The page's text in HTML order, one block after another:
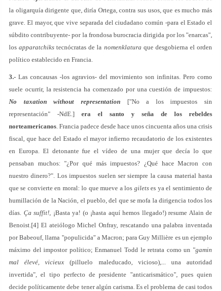
la oligarquía dirigente que, diría Ortega, contra sus usos, que es mucho más
grave. El mayor, que vive separada del ciudadano común -para el Estado el
súbdito contribuyente- por la frondosa burocracia dirigida por los "enarcas",
losapparatchiks tecnócratas de la nomenklatura que desgobierna el orden
político establecido en Francia.
3.- Las concausas -los agravios- del movimiento son infinitas. Pero como
suele ocurrir, la resistencia ha comenzado por una cuestión de impuestos:
No taxation without representation["No a los impuestos sin
representación" -NdE.] era el santo y seña de los rebeldes
norteamericanos. Francia padece desde hace unos cincuenta años una crisis
fiscal, que hace del Estado el mayor infierno recaudatorio de los existentes
en Europa. El detonante fue el vídeo de una mujer que decía lo que
pensaban muchos: "¿Por qué más impuestos? ¿Qué hace Macron con
nuestro dinero?". Los impuestos suelen ser siempre la causa material hasta
que se convierte en moral: lo que mueve a los giletses ya el sentimiento de
humillación de la Nación, el pueblo, del que se mofa la dirigencia todos los
días. Ça suffit!, ¡Basta ya! (o ¡hasta aquí hemos llegado!) resume Alain de
Benoist.[4] El ateiólogo Michel Onfray, rescatando una palabra inventada
por Babeouf, llama "populicida" a Macron; para Guy Millière es un ejemplo
máximo del impostor político; Enmanuel Todd le retrata como un "gamin
mal élevé, vicieux (pilluelo maleducado, vicioso),... una autoridad
invertida", el tipo perfecto de presidente "anticarismático", pues quien
decide políticamente debe tener algún carisma. Es el problema de casi todos